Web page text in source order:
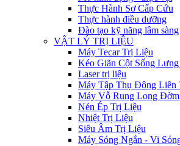
Thực Hành Sơ Cấp Cứu
Thực hành điều dưỡng
Đào tạo kỹ năng lâm sàng
VẬT LÝ TRỊ LIỆU
Máy Tecar Trị Liệu
Kéo Giãn Cột Sống
Laser trị liệu
Máy Tập Thụ Động Liên
Máy Vỗ Rung Long Đờm
Nén Ép Trị Liệu
Nhiệt Trị Liệu
Siêu Âm Trị Liệu
Máy Sóng Ngắn - Vi